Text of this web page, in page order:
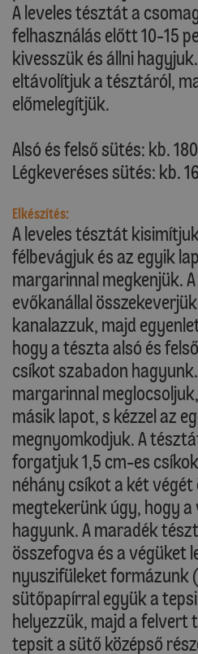
A leveles tésztát a
felhasználás előtt 10-15
kivesszük és állni
eltávolítjuk a tésztáról,
előmelegítjük.
Alsó és felső sütés: kb.
Légkeveréses sütés: kb.
Elkészítés:
A leveles tésztát
félbevágjuk és az egyik
margarinnal megkenjük.
evőkanállal
kanalazzuk, majd
hogy a tészta alsó és
csíkot szabadon
margarinnal
másik lapot, s kézzel az
megnyomkodjuk. A
forgatjuk 1,5 cm-es
néhány csíkot a két
megtekerünk úgy, hogy
hagyunk. A maradék
összefogva és a végüket
nyuszifüleket formázunk
sütőpapírral együk a
helyezzük, majd a felvert
tepsit a sütő középső